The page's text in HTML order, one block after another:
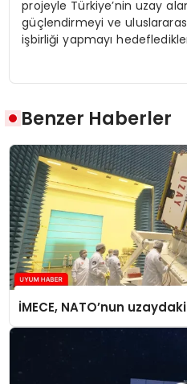
projeyle Türkiye’nin uzay
güçlendirmeyi ve
işbirliği yapmayı
Benzer Haberler
İMECE, NATO’nun